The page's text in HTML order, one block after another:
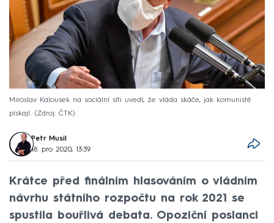
Miroslav Kalousek na sociální síti uvedl, že vláda skáče, jak komunisté
pískají.
Zdroj: ČTK
Petr Musil
18. pro 2020, 13:39
Krátce před finálním hlasováním o vládním
návrhu státního rozpočtu na rok 2021 se
spustila bouřlivá debata. Opoziční poslanci